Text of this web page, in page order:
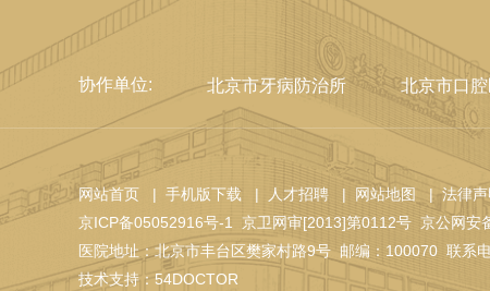
协作单位: 北京市牙病防治所 北京市口
网站首页 | 手机版下载 | 人才招聘 | 网站地图 | 法律声
京ICP备05052916号-1
京卫网审[2013]第0112号 京公网安
医院地址：北京市丰台区樊家村路9号 邮编：100070 联系
技术支持： 54DOCTOR